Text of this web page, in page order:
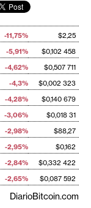
-11,75%
$2,25
-5,91%
$0,102 458
-4,62%
$0,507 711
-4,3%
$0,002 323
-4,28%
$0,140 679
-3,06%
$0,018 31
-2,98%
$88,27
-2,95%
$0,162
-2,84%
$0,332 422
-2,65% $0,087 592
DiarioBitcoin.com